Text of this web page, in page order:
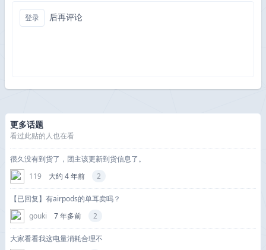
登录 后再评论
更多话题
看过此贴的人也在看
很久没有到货了，团主该更新到货信息了。
119
大约 4 年前 2
【已回复】有airpods的单耳卖吗？
gouki
7 年多前 2
大家看看我这电量消耗合理不